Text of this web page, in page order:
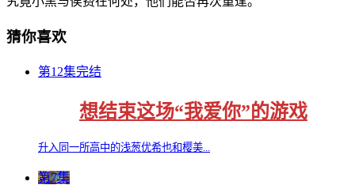
猜你喜欢
第12集完结
想结束这场“我爱你”的游戏
升入同一所高中的浅葱优希也和樱美...
第7集